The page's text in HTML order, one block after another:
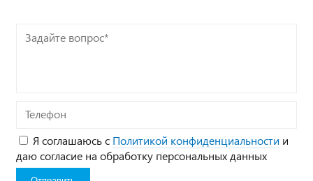
Задайте
вопрос*
Телефон
Я соглашаюсь с Политикой конфиденциальности и
даю согласие на обработку персональных данных